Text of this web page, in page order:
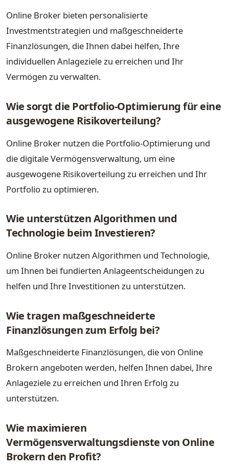
Online Broker bieten personalisierte
Investmentstrategien und maßgeschneiderte
Finanzlösungen, die Ihnen dabei helfen, Ihre
individuellen Anlageziele zu erreichen und Ihr
Vermögen zu verwalten.
Wie sorgt die Portfolio-Optimierung für eine
ausgewogene Risikoverteilung?
Online Broker nutzen die Portfolio-Optimierung und
die digitale Vermögensverwaltung, um eine
ausgewogene Risikoverteilung zu erreichen und Ihr
Portfolio zu optimieren.
Wie unterstützen Algorithmen und
Technologie beim Investieren?
Online Broker nutzen Algorithmen und Technologie,
um Ihnen bei fundierten Anlageentscheidungen zu
helfen und Ihre Investitionen zu unterstützen.
Wie tragen maßgeschneiderte
Finanzlösungen zum Erfolg bei?
Maßgeschneiderte Finanzlösungen, die von Online
Brokern angeboten werden, helfen Ihnen dabei, Ihre
Anlageziele zu erreichen und Ihren Erfolg zu
unterstützen.
Wie maximieren
Vermögensverwaltungsdienste von Online
Brokern den Profit?